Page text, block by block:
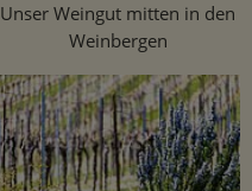
Unser Weingut mitten in den
Weinbergen